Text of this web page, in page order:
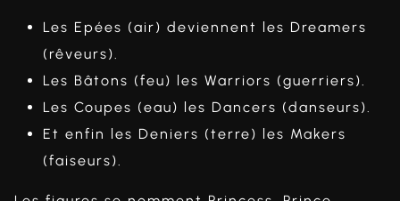
Les Epées (air) deviennent les Dreamers
(rêveurs).
Les Bâtons (feu) les Warriors (guerriers).
Les Coupes (eau) les Dancers (danseurs).
Et enfin les Deniers (terre) les Makers
(faiseurs).